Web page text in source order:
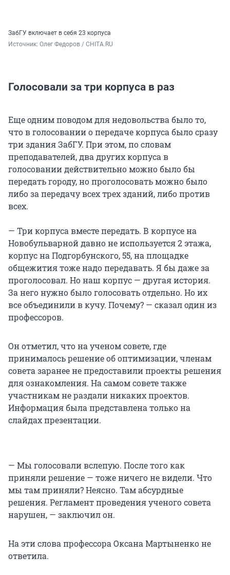
ЗабГУ включает в себя 23 корпуса
Источник: Олег Федоров / CHITA.RU
Голосовали за три корпуса в раз
Еще одним поводом для недовольства было то,
что в голосовании о передаче корпуса было сразу
три здания ЗабГУ. При этом, по словам
преподавателей, два других корпуса в
голосовании действительно можно было бы
передать городу, но проголосовать можно было
либо за передачу всех трех зданий, либо против
всех.
— Три корпуса вместе передать. В корпусе на
Новобульварной давно не используется 2 этажа,
корпус на Подгорбунского, 55, на площадке
общежития тоже надо передавать. Я бы даже за
проголосовал. Но наш корпус — другая история.
За него нужно было голосовать отдельно. Но их
все объединили в кучу. Почему? — сказал один из
профессоров.
Он отметил, что на ученом совете, где
принималось решение об оптимизации, членам
совета заранее не предоставили проекты решения
для ознакомления. На самом совете также
участникам не раздали никаких проектов.
Информация была представлена только на
слайдах презентации.
— Мы голосовали вслепую. После того как
приняли решение — тоже ничего не видели. Что
мы там приняли? Неясно. Там абсурдные
решения. Регламент проведения ученого совета
нарушен, — заключил он.
На эти слова профессора Оксана Мартыненко не
ответила.